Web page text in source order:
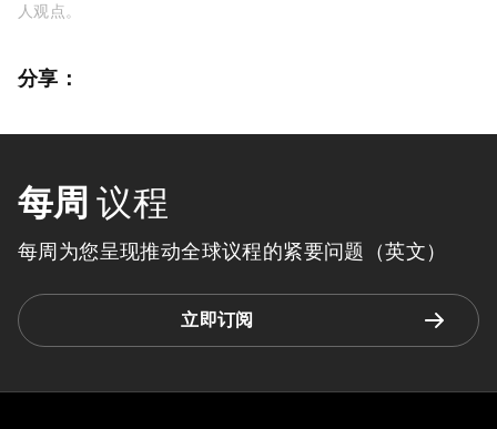
人观点。
分享：
每周 议程
每周为您呈现推动全球议程的紧要问题（英文）
立即订阅